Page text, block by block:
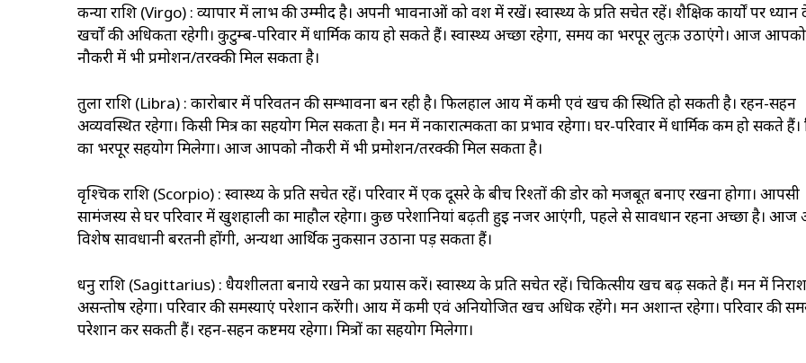
कन्या राशि (Virgo) : व्यापार में लाभ की उम्मीद है। अपनी भावनाओं को वश में रखें। स्वास्थ्‍य के प्रति सचेत रहें। शैक्षिक कार्यों पर ध्यान
खर्चों की अधिकता रहेगी। कुटुम्ब-परिवार में धार्मिक कार्य हो सकते हैं। स्वास्थ्‍य अच्छा रहेगा, समय का भरपूर लुत्फ़ उठाएंगे। आज आपको
नौकरी में भी प्रमोशन/तरक्की मिल सकता है।
तुला राशि (Libra) : कारोबार में परिवर्तन की सम्भावना बन रही है। फिलहाल आय में कमी एवं खर्च की स्थिति हो सकती है। रहन-सहन
अव्यवस्थित रहेगा। किसी मित्र का सहयोग मिल सकता है। मन में नकारात्मकता का प्रभाव रहेगा। घर-परिवार में धार्मिक कर्म हो सकते हैं।
का भरपूर सहयोग मिलेगा। आज आपको नौकरी में भी प्रमोशन/तरक्की मिल सकता है।
वृश्चिक राशि (Scorpio) : स्वास्थ्‍य के प्रति सचेत रहें। परिवार में एक दूसरे के बीच रिश्तों की डोर को मजबूत बनाए रखना होगा। आपसी
सामंजस्य से घर परिवार में खुशहाली का माहौल रहेगा। कुछ परेशानियां बढ़ती हुई नजर आएंगी, पहले से सावधान रहना अच्छा है।
विशेष सावधानी बरतनी होंगी, अन्यथा आर्थिक नुकसान उठाना पड़ सकता हैं।
धनु राशि (Sagittarius) : धैर्यशीलता बनाये रखने का प्रयास करें। स्वास्थ्‍य के प्रति सचेत रहें। चिकित्सीय खर्च बढ़ सकते हैं। मन में
असन्तोष रहेगा। परिवार की समस्याएं परेशान करेंगी। आय में कमी एवं अनियोजित खर्च अधिक रहेंगे। मन अशान्त रहेगा। परिवार की
परेशान कर सकती हैं। रहन-सहन कष्टमय रहेगा। मित्रों का सहयोग मिलेगा।